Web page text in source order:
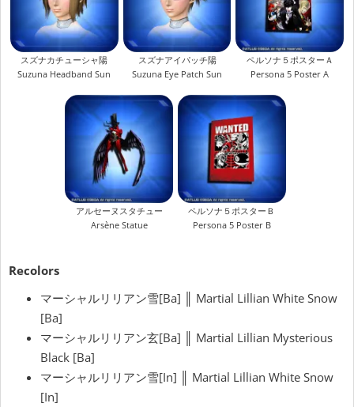
スズナカチューシャ陽
Suzuna Headband Sun
スズナアイパッチ陽
Suzuna Eye Patch Sun
ペルソナ５ポスターＡ
Persona 5 Poster A
アルセーヌスタチュー
Arsène Statue
ペルソナ５ポスターＢ
Persona 5 Poster B
Recolors
マーシャルリリアン雪[Ba] ║ Martial Lillian White Snow
[Ba]
マーシャルリリアン玄[Ba] ║ Martial Lillian Mysterious
Black [Ba]
マーシャルリリアン雪[In] ║ Martial Lillian White Snow
[In]